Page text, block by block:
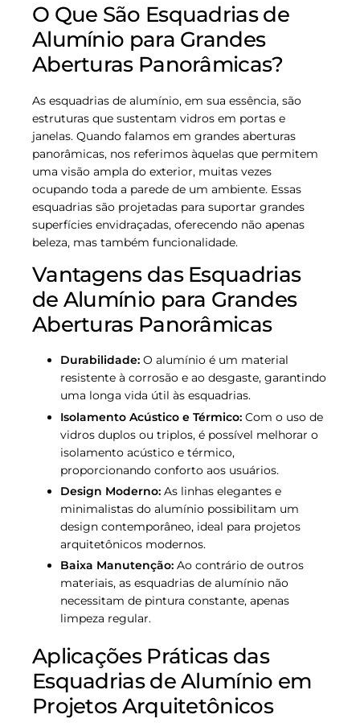
O Que São Esquadrias de
Alumínio para Grandes
Aberturas Panorâmicas?
As esquadrias de alumínio, em sua essência, são
estruturas que sustentam vidros em portas e
janelas. Quando falamos em grandes aberturas
panorâmicas, nos referimos àquelas que permitem
uma visão ampla do exterior, muitas vezes
ocupando toda a parede de um ambiente. Essas
esquadrias são projetadas para suportar grandes
superfícies envidraçadas, oferecendo não apenas
beleza, mas também funcionalidade.
Vantagens das Esquadrias
de Alumínio para Grandes
Aberturas Panorâmicas
Durabilidade: O alumínio é um material
resistente à corrosão e ao desgaste, garantindo
uma longa vida útil às esquadrias.
Isolamento Acústico e Térmico: Com o uso de
vidros duplos ou triplos, é possível melhorar o
isolamento acústico e térmico,
proporcionando conforto aos usuários.
Design Moderno: As linhas elegantes e
minimalistas do alumínio possibilitam um
design contemporâneo, ideal para projetos
arquitetônicos modernos.
Baixa Manutenção: Ao contrário de outros
materiais, as esquadrias de alumínio não
necessitam de pintura constante, apenas
limpeza regular.
Aplicações Práticas das
Esquadrias de Alumínio em
Projetos Arquitetônicos